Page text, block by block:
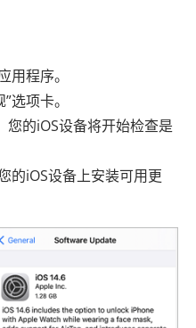
用程序。
选项卡。
您的iOS设备将开始检查是
的iOS设备上安装可用更